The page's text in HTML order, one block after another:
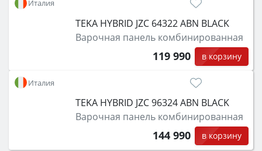
класс энергопотребления не ниже A и нужные
функции (конвекция, гриль, самоочистка,
защита от детей).
Италия
TEKA HYBRID JZC 64322 ABN BLACK
Варочная панель комбинированная
119 990 в корзину
Италия
TEKA HYBRID JZC 96324 ABN BLACK
Варочная панель комбинированная
144 990 в корзину